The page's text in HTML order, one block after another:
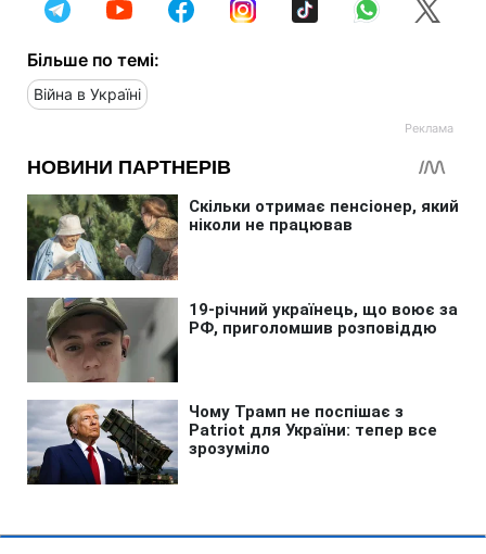
Більше по темі:
Війна в Україні